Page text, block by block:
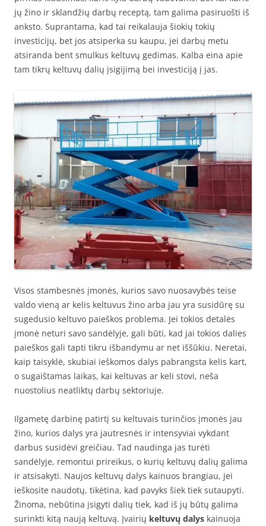
jų žino ir sklandžių darbų receptą, tam galima pasiruošti iš
anksto. Suprantama, kad tai reikalauja šiokių tokių
investicijų, bet jos atsiperka su kaupu, jei darbų metu
atsiranda bent smulkus keltuvų gedimas. Kalba eina apie
tam tikrų keltuvų dalių įsigijimą bei investiciją į jas.
Visos stambesnės įmonės, kurios savo nuosavybės teise
valdo vieną ar kelis keltuvus žino arba jau yra susidūrę su
sugedusio keltuvo paieškos problema. Jei tokios detalės
įmonė neturi savo sandėlyje, gali būti, kad jai tokios dalies
paieškos gali tapti tikru išbandymu ar net iššūkiu. Neretai,
kaip taisyklė, skubiai ieškomos dalys pabrangsta kelis kart,
o sugaištamas laikas, kai keltuvas ar keli stovi, neša
nuostolius neatliktų darbų sektoriuje.
Ilgametę darbinę patirtį su keltuvais turinčios įmonės jau
žino, kurios dalys yra jautresnės ir intensyviai vykdant
darbus susidėvi greičiau. Tad naudinga jas turėti
sandėlyje, remontui prireikus, o kurių keltuvų dalių galima
ir atsisakyti. Naujos keltuvų dalys kainuos brangiau, jei
ieškosite naudotų, tikėtina, kad pavyks šiek tiek sutaupyti.
Žinoma, nebūtina įsigyti dalių tiek, kad iš jų būtų galima
surinkti kitą naują keltuvą. Įvairių keltuvų dalys kainuoja